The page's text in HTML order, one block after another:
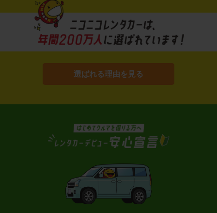
選ばれる理由を見る